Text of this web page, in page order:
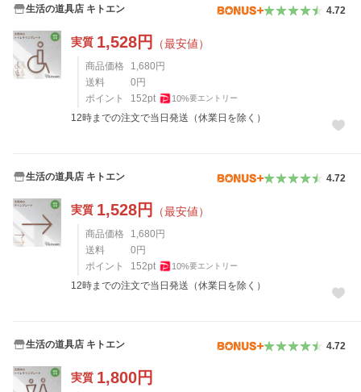
生活の道具店 キトエン 4.72
実質 1,528円 （最安値）
商品価格 1,680 円
送料
0 円
ポイント
152pt 10%要エントリー
12時までの注文で当日発送（休業日を除く）
生活の道具店 キトエン 4.72
実質 1,528円 （最安値）
商品価格 1,680 円
送料
0 円
ポイント
152pt 10%要エントリー
12時までの注文で当日発送（休業日を除く）
生活の道具店 キトエン 4.72
実質 1,800円